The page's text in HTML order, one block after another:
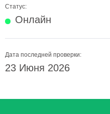
Статус:
Онлайн
Дата последней проверки:
23 Июня 2026